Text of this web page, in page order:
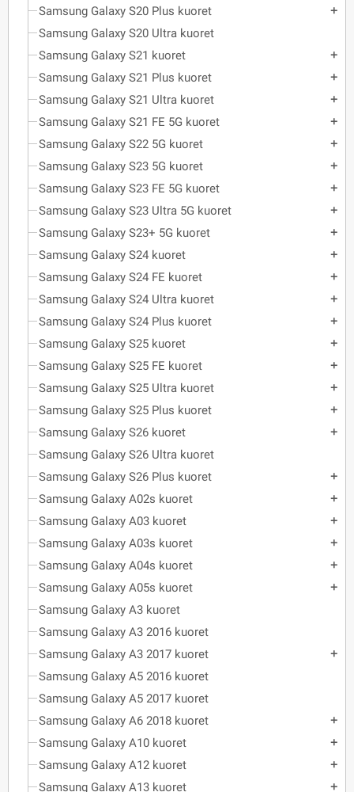
Samsung Galaxy S20 Plus kuoret
add
Samsung Galaxy S20 Ultra kuoret
Samsung Galaxy S21 kuoret
add
Samsung Galaxy S21 Plus kuoret add
Samsung Galaxy S21 Ultra kuoret add
Samsung Galaxy S21 FE 5G kuoret add
Samsung Galaxy S22 5G kuoret add
Samsung Galaxy S23 5G kuoret add
Samsung Galaxy S23 FE 5G kuoret add
Samsung Galaxy S23 Ultra 5G kuoret add
Samsung Galaxy S23+ 5G kuoret add
Samsung Galaxy S24 kuoret add
Samsung Galaxy S24 FE kuoret add
Samsung Galaxy S24 Ultra kuoret add
Samsung Galaxy S24 Plus kuoret add
Samsung Galaxy S25 kuoret add
Samsung Galaxy S25 FE kuoret add
Samsung Galaxy S25 Ultra kuoret add
Samsung Galaxy S25 Plus kuoret add
Samsung Galaxy S26 kuoret add
Samsung Galaxy S26 Ultra kuoret
Samsung Galaxy S26 Plus kuoret
add
Samsung Galaxy A02s kuoret add
Samsung Galaxy A03 kuoret add
Samsung Galaxy A03s kuoret add
Samsung Galaxy A04s kuoret add
Samsung Galaxy A05s kuoret add
Samsung Galaxy A3 kuoret
Samsung Galaxy A3 2016 kuoret
Samsung Galaxy A3 2017 kuoret
add
Samsung Galaxy A5 2016 kuoret
Samsung Galaxy A5 2017 kuoret
Samsung Galaxy A6 2018 kuoret
add
Samsung Galaxy A10 kuoret add
Samsung Galaxy A12 kuoret add
Samsung Galaxy A13 kuoret add